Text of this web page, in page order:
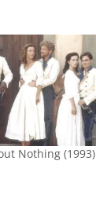
Nothing (1993)